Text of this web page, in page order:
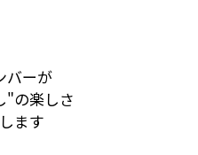
バーが
"の楽しさ
ます